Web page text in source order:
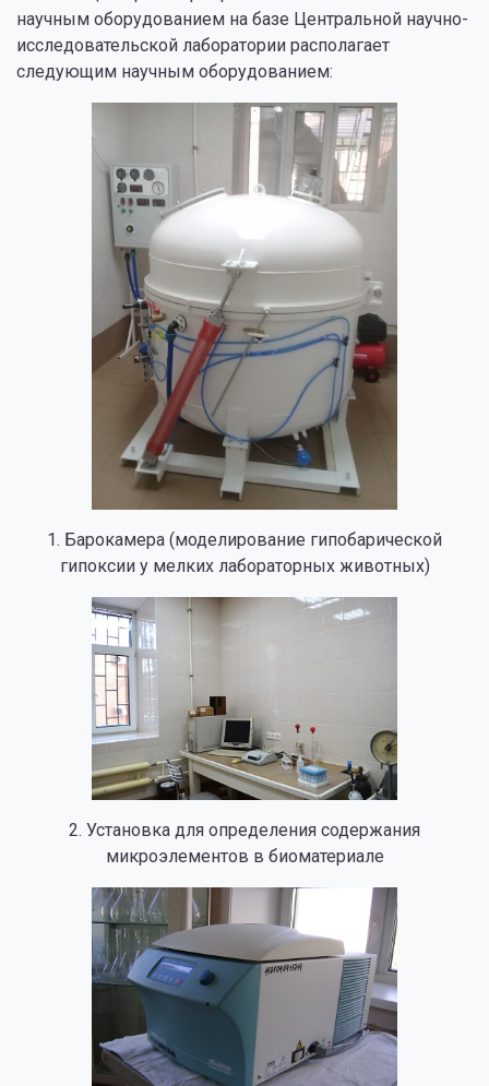
научным оборудованием на базе Центральной научно-
исследовательской лаборатории располагает
следующим научным оборудованием:
1. Барокамера (моделирование гипобарической
гипоксии у мелких лабораторных животных)
2. Установка для определения содержания
микроэлементов в биоматериале